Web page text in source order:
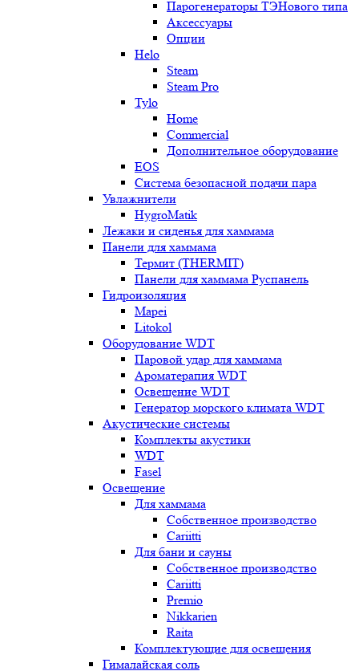
Парогенераторы ТЭНового типа
Аксессуары
Опции
Helo
Steam
Steam Pro
Tylo
Home
Commercial
Дополнительное оборудование
EOS
Система безопасной подачи пара
Увлажнители
HygroMatik
Лежаки и сиденья для хаммама
Панели для хаммама
Термит (THERMIT)
Панели для хаммама Руспанель
Гидроизоляция
Mapei
Litokol
Оборудование WDT
Паровой удар для хаммама
Ароматерапия WDT
Освещение WDT
Генератор морского климата WDT
Акустические системы
Комплекты акустики
WDT
Fasel
Освещение
Для хаммама
Собственное производство
Cariitti
Для бани и сауны
Собственное производство
Cariitti
Premio
Nikkarien
Raita
Комплектующие для освещения
Гималайская соль